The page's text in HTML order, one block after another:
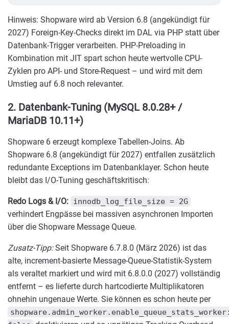
Hinweis: Shopware wird ab Version 6.8 (angekündigt für
2027) Foreign-Key-Checks direkt im DAL via PHP statt über
Datenbank-Trigger verarbeiten. PHP-Preloading in
Kombination mit JIT spart schon heute wertvolle CPU-
Zyklen pro API- und Store-Request – und wird mit dem
Umstieg auf 6.8 noch relevanter.
2. Datenbank-Tuning (MySQL 8.0.28+ /
MariaDB 10.11+)
Shopware 6 erzeugt komplexe Tabellen-Joins. Ab
Shopware 6.8 (angekündigt für 2027) entfallen zusätzlich
redundante Exceptions im Datenbanklayer. Schon heute
bleibt das I/O-Tuning geschäftskritisch:
Redo Logs & I/O: innodb_log_file_size = 2G
verhindert Engpässe bei massiven asynchronen Importen
über die Shopware Message Queue.
Zusatz-Tipp:Seit Shopware 6.7.8.0 (März 2026) ist das
alte, increment-basierte Message-Queue-Statistik-System
als veraltet markiert und wird mit 6.8.0.0 (2027) vollständig
entfernt – es lieferte durch hartcodierte Multiplikatoren
ohnehin ungenaue Werte. Sie können es schon heute per